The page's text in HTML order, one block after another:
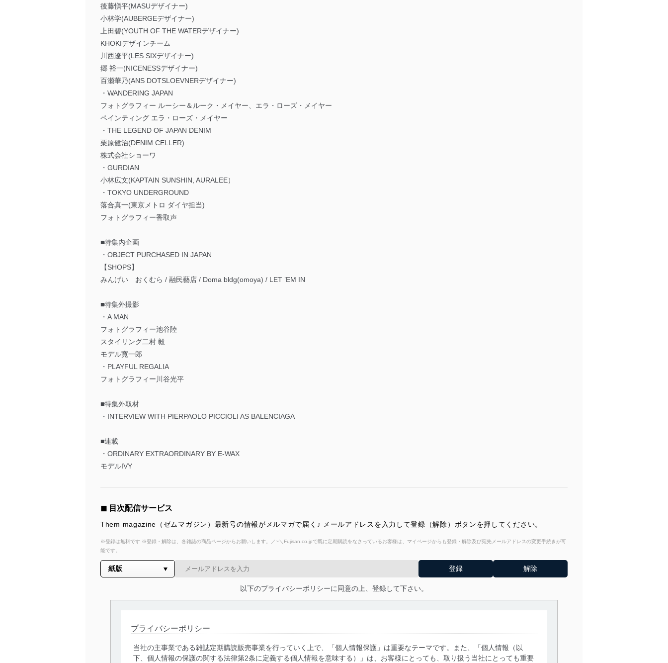
後藤愼平(MASUデザイナー)
小林学(AUBERGEデザイナー)
上田碧(YOUTH OF THE WATERデザイナー)
KHOKIデザインチーム
川西遼平(LES SIXデザイナー)
郷 裕一(NICENESSデザイナー)
百瀬華乃(ANS DOTSLOEVNERデザイナー)
・WANDERING JAPAN
フォトグラフィー ルーシー＆ルーク・メイヤー、エラ・ローズ・メイヤー
ペインティング エラ・ローズ・メイヤー
・THE LEGEND OF JAPAN DENIM
栗原健治(DENIM CELLER)
株式会社ショーワ
・GURDIAN
小林広文(KAPTAIN SUNSHIN, AURALEE）
・TOKYO UNDERGROUND
落合真一(東京メトロ ダイヤ担当)
フォトグラフィー香取声
■特集内企画
・OBJECT PURCHASED IN JAPAN
【SHOPS】
みんげい おくむら / 融民藝店 / Doma bldg(omoya) / LET ’EM IN
■特集外撮影
・A MAN
フォトグラフィー池谷陸
スタイリング二村 毅
モデル寛一郎
・PLAYFUL REGALIA
フォトグラフィー川谷光平
■特集外取材
・INTERVIEW WITH PIERPAOLO PICCIOLI AS BALENCIAGA
■連載
・ORDINARY EXTRAORDINARY BY E-WAX
モデルIVY
◼︎ 目次配信サービス
Them magazine（ゼムマガジン）最新号の情報がメルマガで届く♪ メールアドレスを入力して登録（解除）ボタンを押してください。
※登録は無料です ※登録・解除は、各雑誌の商品ページからお願いします。／~＼Fujisan.co.jpで既に定期購読をなさっているお客様は、マイページからも登録・解除及び宛先メールアドレスの変更手続きが可
能です。
以下のプライバシーポリシーに同意の上、登録して下さい。
プライバシーポリシー
当社の主事業である雑誌定期購読販売事業を行っていく上で、「個人情報保護」は重要なテーマです。また、「個人情報（以
下、個人情報の保護の関する法律第2条に定義する個人情報を意味する）」は、お客様にとっても、取り扱う当社にとっても重要